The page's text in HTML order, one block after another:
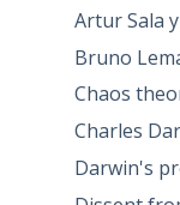
Artur Sala
Bruno
Chaos
Charles
Darwin's